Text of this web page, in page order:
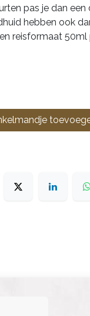
pas je dan een
hebben ook
reisformaat 50ml